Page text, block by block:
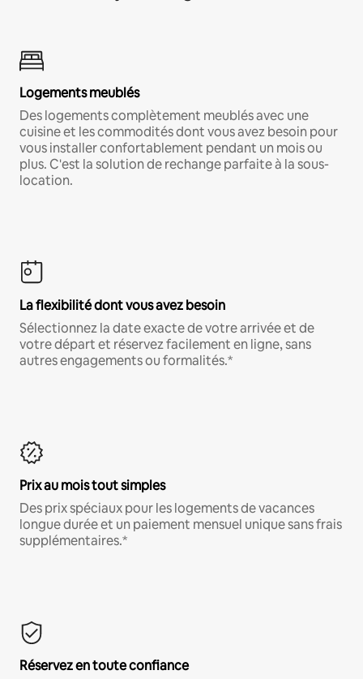
Logements meublés
Des logements complètement meublés avec une
cuisine et les commodités dont vous avez besoin pour
vous installer confortablement pendant un mois ou
plus. C'est la solution de rechange parfaite à la sous-
location.
La flexibilité dont vous avez besoin
Sélectionnez la date exacte de votre arrivée et de
votre départ et réservez facilement en ligne, sans
autres engagements ou formalités.*
Prix au mois tout simples
Des prix spéciaux pour les logements de vacances
longue durée et un paiement mensuel unique sans frais
supplémentaires.*
Réservez en toute confiance